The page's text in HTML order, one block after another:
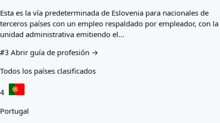
Esta es la vía predeterminada de Eslovenia para nacionales de
terceros países con un empleo respaldado por empleador, con la
unidad administrativa emitiendo el…
#3 Abrir guía de profesión →
Todos los países clasificados
4
Portugal